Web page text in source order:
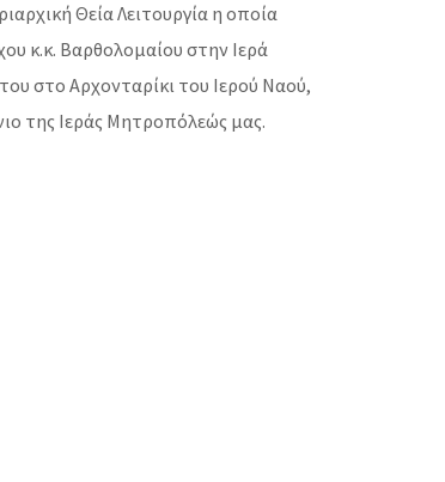
Θεία Λειτουργία η οποία
κ.κ. Βαρθολομαίου στην Ιερά
στο Αρχονταρίκι του Ιερού Ναού,
της Ιεράς Μητροπόλεώς μας.